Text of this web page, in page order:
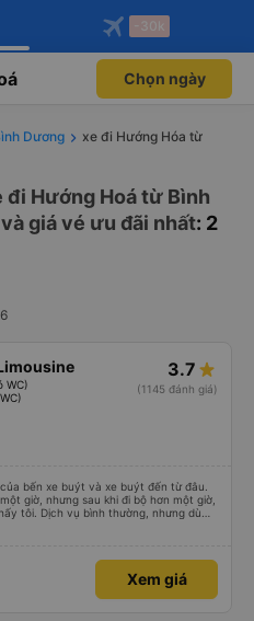
ngay!
viên độc
Mở app
vé máy bay qua
Mở app
-30k
Chọn ngày
Dương
xe đi Hướng Hóa từ
đi Hướng Hoá từ Bình
giá vé ưu đãi nhất: 2
WC)
3.7
(1145 đánh giá)
bến xe buýt và xe buýt đến từ đâu.
giờ, nhưng sau khi đi bộ hơn một giờ,
tôi. Dịch vụ bình thường, nhưng dù
vì tôi rất thoải mái. Sẽ tuyệt hơn nếu
Xem giá